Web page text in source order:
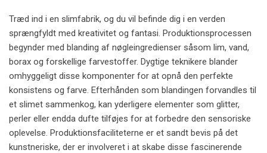
Træd ind i en slimfabrik, og du vil befinde dig i en verden
sprængfyldt med kreativitet og fantasi. Produktionsprocessen
begynder med blanding af nøgleingredienser såsom lim, vand,
borax og forskellige farvestoffer. Dygtige teknikere blander
omhyggeligt disse komponenter for at opnå den perfekte
konsistens og farve. Efterhånden som blandingen forvandles til
et slimet sammenkog, kan yderligere elementer som glitter,
perler eller endda dufte tilføjes for at forbedre den sensoriske
oplevelse. Produktionsfaciliteterne er et sandt bevis på det
kunstneriske, der er involveret i at skabe disse fascinerende